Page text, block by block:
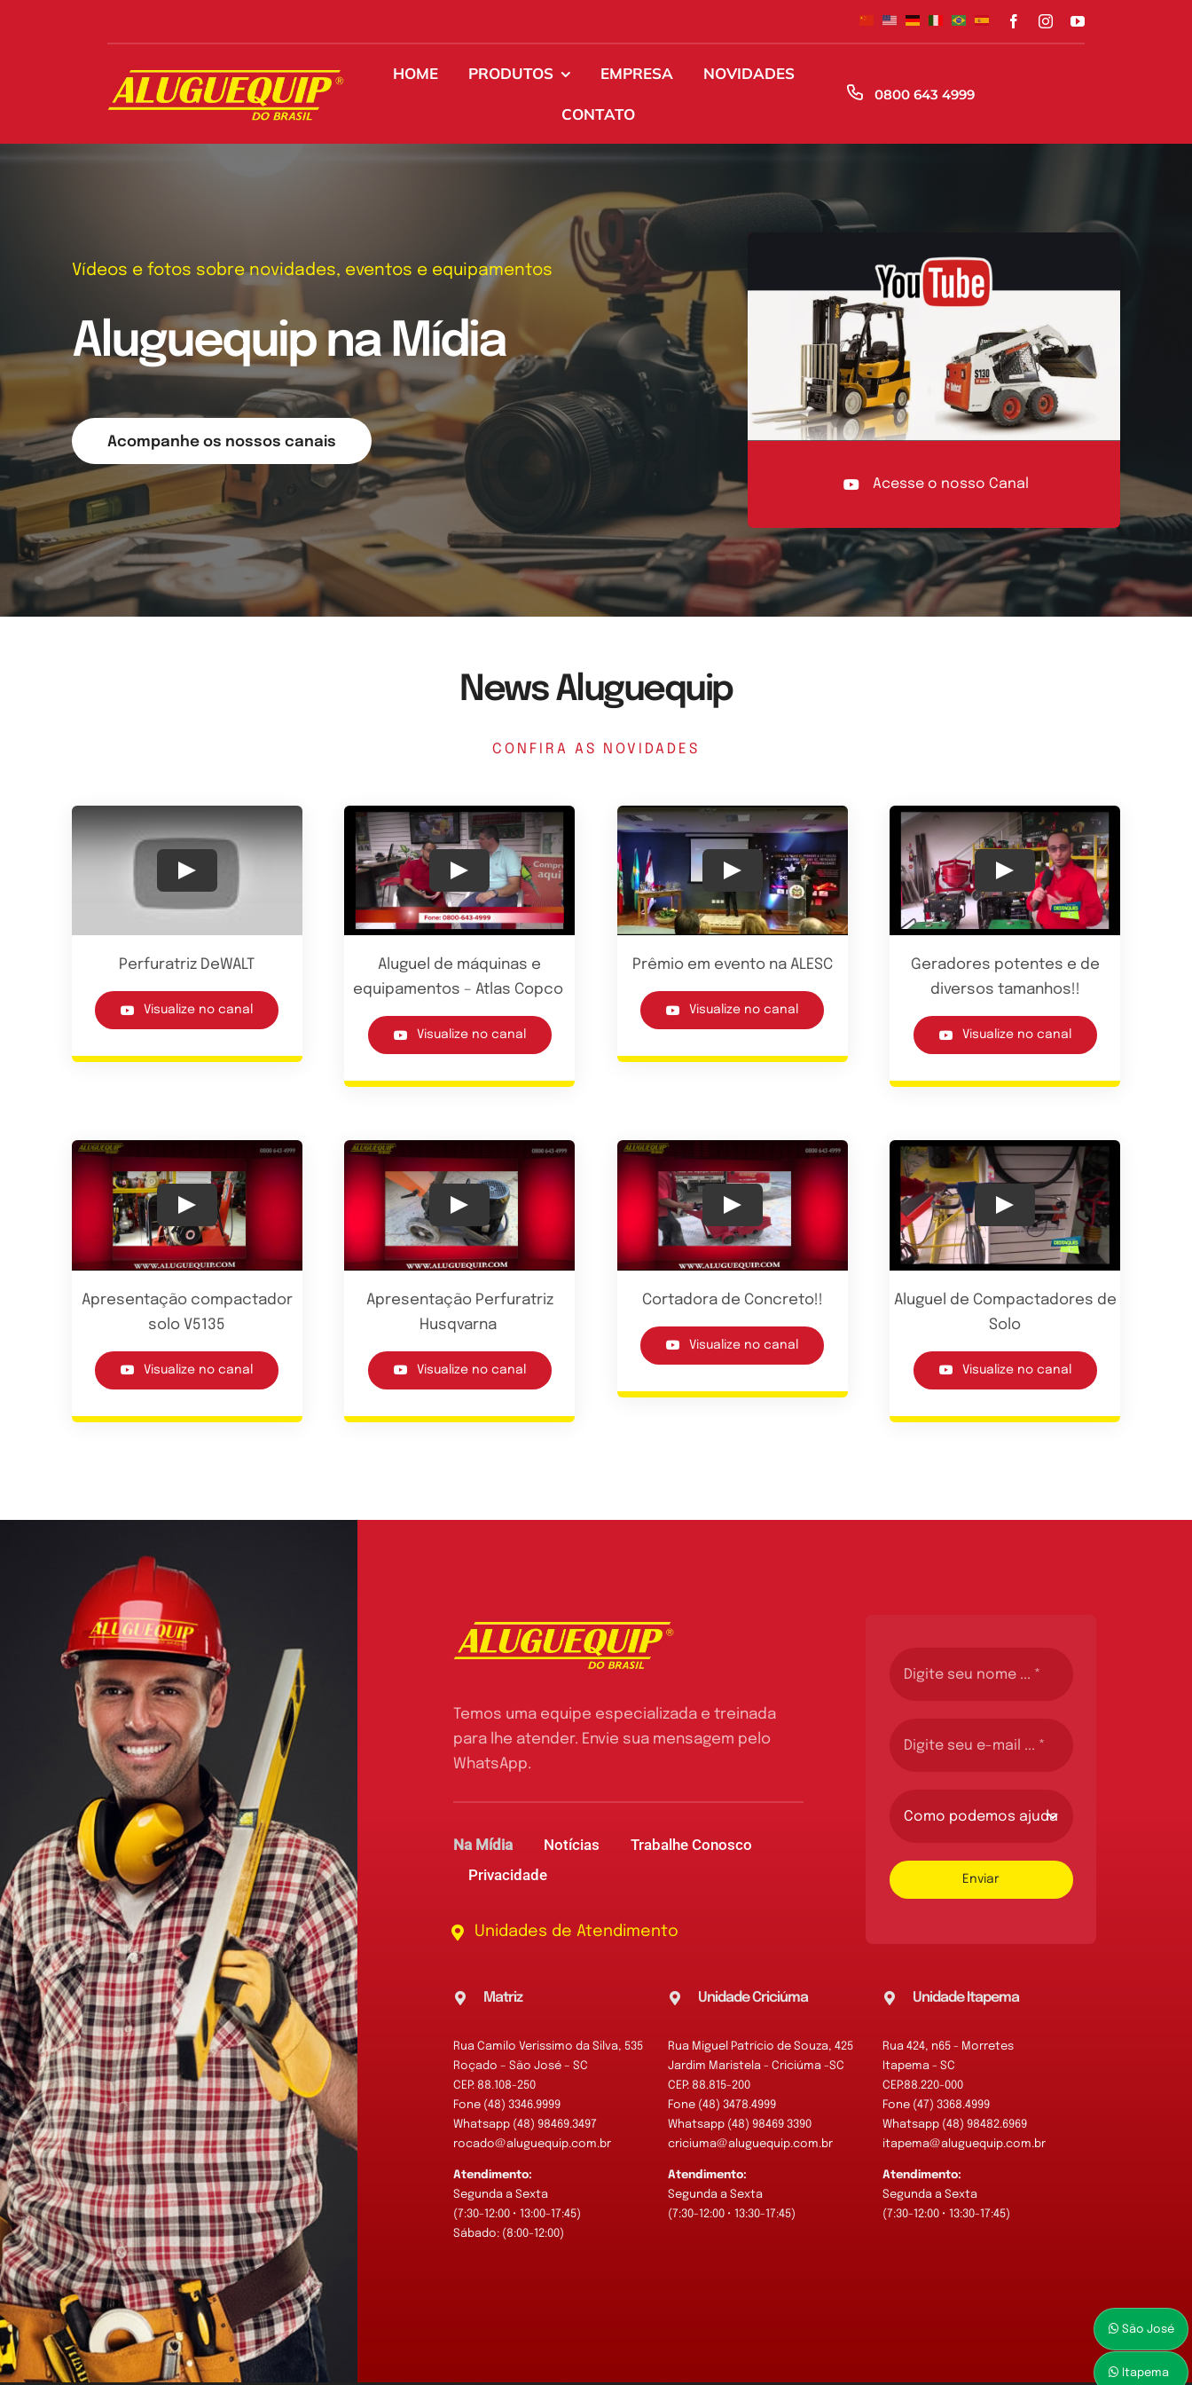
HOME PRODUTOS EMPRESA NOVIDADES
CONTATO
0800 643 4999
Vídeos e fotos sobre novidades, eventos e equipamentos
Aluguequip na Mídia
Acompanhe os nossos canais
Acesse o nosso Canal
News Aluguequip
CONFIRA AS NOVIDADES
Play
Perfuratriz DeWALT
Visualize no canal
Play
Aluguel de máquinas e
equipamentos – Atlas Copco
Visualize no canal
Play
Prêmio em evento na ALESC
Visualize no canal
Play
Geradores potentes e de
diversos tamanhos!!
Visualize no canal
Play
Apresentação compactador
solo V5135
Visualize no canal
Play
Apresentação Perfuratriz
Husqvarna
Visualize no canal
Play
Cortadora de Concreto!!
Visualize no canal
Play
Aluguel de Compactadores de
Solo
Visualize no canal
Temos uma equipe especializada e treinada
para lhe atender. Envie sua mensagem pelo
WhatsApp.
Na Mídia Notícias
Trabalhe Conosco
Privacidade
Unidades de Atendimento
Enviar
Matriz
Rua Camilo Verissimo da Silva, 535
Roçado – São José – SC
CEP: 88.108-250
Fone (48) 3346.9999
Whatsapp (48) 98469.3497
rocado@aluguequip.com.br
Atendimento:
Segunda a Sexta
(7:30-12:00 • 13:00-17:45)
Sábado: (8:00-12:00)
Unidade Criciúma
Rua Miguel Patrício de Souza, 425
Jardim Maristela - Criciúma -SC
CEP: 88.815-200
Fone (48) 3478.4999
Whatsapp (48) 98469 3390
criciuma@aluguequip.com.br
Atendimento:
Segunda a Sexta
(7:30-12:00 • 13:30-17:45)
Unidade Itapema
Rua 424, n65 - Morretes
Itapema - SC
CEP:88.220-000
Fone (47) 3368.4999
Whatsapp (48) 98482.6969
itapema@aluguequip.com.br
Atendimento:
Segunda a Sexta
(7:30-12:00 • 13:30-17:45)
São José
Itapema